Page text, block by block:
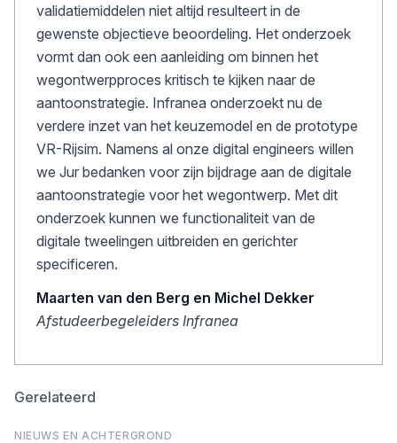
validatiemiddelen niet altijd resulteert in de
gewenste objectieve beoordeling. Het onderzoek
vormt dan ook een aanleiding om binnen het
wegontwerpproces kritisch te kijken naar de
aantoonstrategie. Infranea onderzoekt nu de
verdere inzet van het keuzemodel en de prototype
VR-Rijsim. Namens al onze digital engineers willen
we Jur bedanken voor zijn bijdrage aan de digitale
aantoonstrategie voor het wegontwerp. Met dit
onderzoek kunnen we functionaliteit van de
digitale tweelingen uitbreiden en gerichter
specificeren.
Maarten van den Berg en Michel Dekker
Afstudeerbegeleiders Infranea
Gerelateerd
NIEUWS EN ACHTERGROND